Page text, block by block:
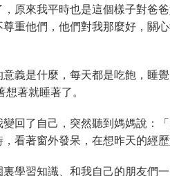
原來我平時也是這個樣子對爸
重他們，他們對我那麼好，關
義是什麼，每天都是吃飽，睡
著就睡著了。
回了自己，突然聽到媽媽說：
看著窗外發呆，在想昨天的經歷
學習知識、和我自己的朋友們